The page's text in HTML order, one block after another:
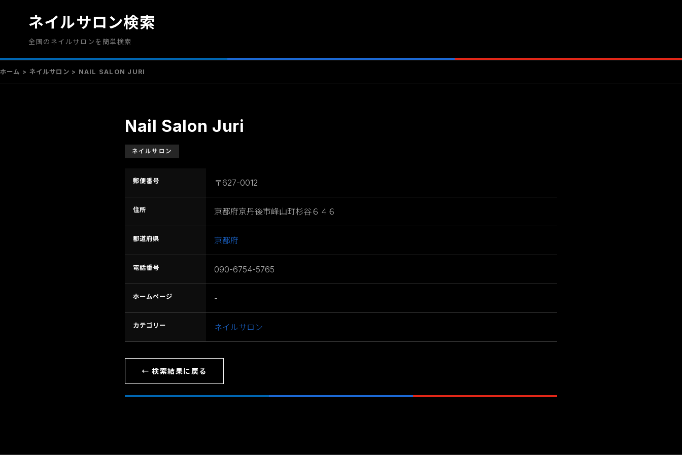
ネイルサロン検索
全国のネイルサロンを簡単検索
ホーム > ネイルサロン > NAIL SALON JURI
Nail Salon Juri
ネイルサロン
郵便番号 〒627-0012
住所 京都府京丹後市峰山町杉谷６４６
都道府県 京都府
電話番号 090-6754-5765
ホームページ -
カテゴリー ネイルサロン
← 検索結果に戻る